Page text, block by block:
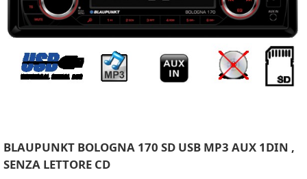
BLAUPUNKT BOLOGNA 170 SD USB MP3 AUX 1DIN ,
SENZA LETTORE CD